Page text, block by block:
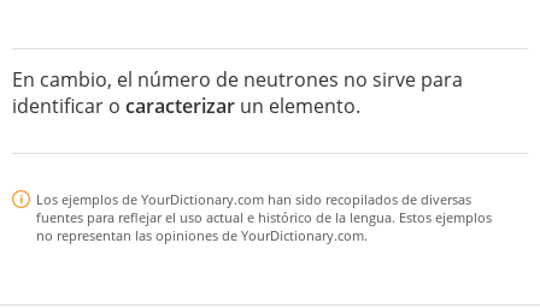
En cambio, el número de neutrones no sirve para
identificar o caracterizar un elemento.
Los ejemplos de YourDictionary.com han sido recopilados de diversas
fuentes para reflejar el uso actual e histórico de la lengua. Estos ejemplos
no representan las opiniones de YourDictionary.com.